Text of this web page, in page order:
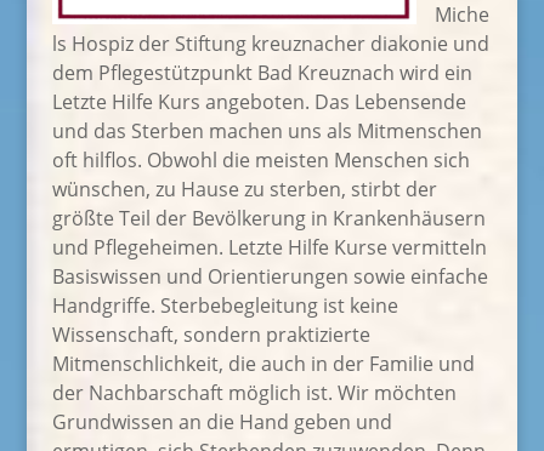
Miche
ls Hospiz der Stiftung kreuznacher diakonie und
dem Pflegestützpunkt Bad Kreuznach wird ein
Letzte Hilfe Kurs angeboten. Das Lebensende
und das Sterben machen uns als Mitmenschen
oft hilflos. Obwohl die meisten Menschen sich
wünschen, zu Hause zu sterben, stirbt der
größte Teil der Bevölkerung in Krankenhäusern
und Pflegeheimen. Letzte Hilfe Kurse vermitteln
Basiswissen und Orientierungen sowie einfache
Handgriffe. Sterbebegleitung ist keine
Wissenschaft, sondern praktizierte
Mitmenschlichkeit, die auch in der Familie und
der Nachbarschaft möglich ist. Wir möchten
Grundwissen an die Hand geben und